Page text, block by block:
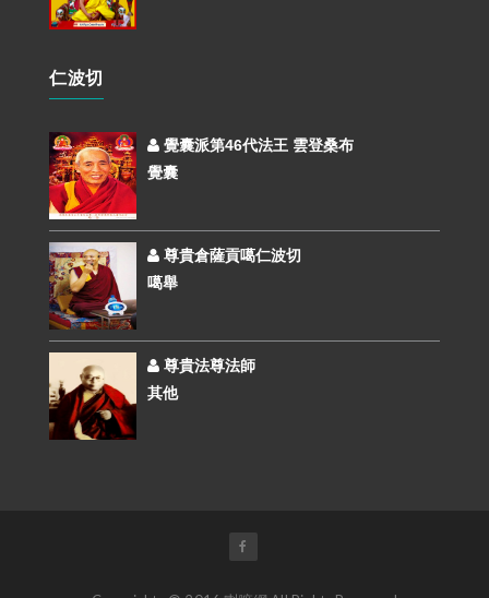
仁波切
覺囊派第46代法王 雲登桑布
覺囊
尊貴倉薩貢噶仁波切
噶舉
尊貴法尊法師
其他